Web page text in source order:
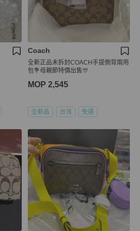
Coach
全新正品未拆封COACH手提側背兩用
包💐母親節特價出售🎊
MOP 2,545
全新品 台灣 免運